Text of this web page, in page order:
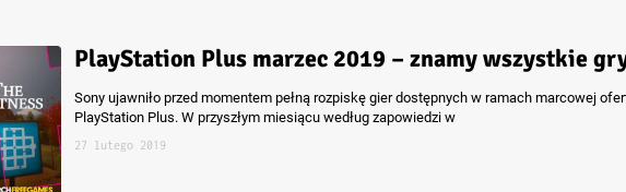
PlayStation Plus marzec 2019 – znamy wszystkie
Sony ujawniło przed momentem pełną rozpiskę gier dostępnych w ramach marcowej
PlayStation Plus. W przyszłym miesiącu według zapowiedzi w
27 lutego 2019